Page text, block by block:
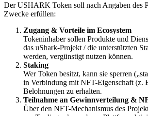
Der USHARK Token soll nach Angaben des
Zwecke erfüllen:
Zugang & Vorteile im Ecosystem
Tokeninhaber sollen Produkte und
das uShark-Projekt / die unterstützten
werden, vergünstigt nutzen können.
Staking
Wer Token besitzt, kann sie sperren
in Verbindung mit NFT-Eigenschaft (z.
Belohnungen zu erhalten.
Teilnahme an Gewinnverteilung &
Über den NFT-Mechanismus des